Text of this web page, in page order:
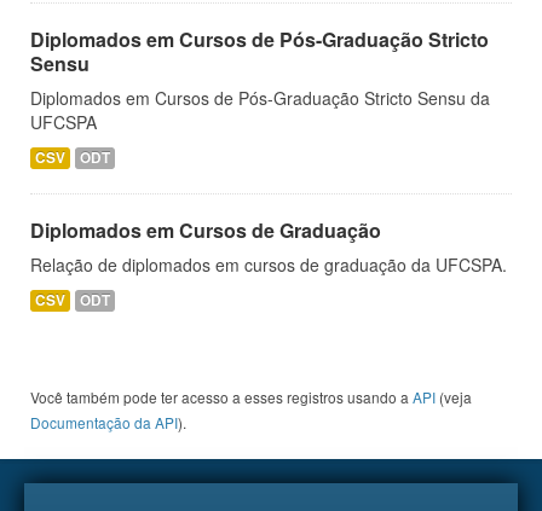
Diplomados em Cursos de Pós-Graduação Stricto
Sensu
Diplomados em Cursos de Pós-Graduação Stricto Sensu da
UFCSPA
CSV ODT
Diplomados em Cursos de Graduação
Relação de diplomados em cursos de graduação da UFCSPA.
CSV ODT
Você também pode ter acesso a esses registros usando a API (veja
Documentação da API).